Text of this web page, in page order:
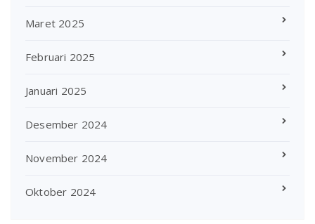
Maret 2025
Februari 2025
Januari 2025
Desember 2024
November 2024
Oktober 2024